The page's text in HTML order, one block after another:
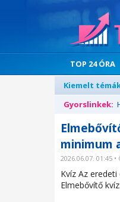
TOP 24 ÓRA
Kiemelt
Gyorslinkek:
minimum
2026.06.07. 01:45 •
Kvíz Az
Elmebővítő